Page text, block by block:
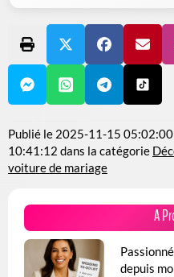
Publié le 2025-11-15 05:02:00
10:41:12 dans la catégorie
voiture de mariage
A
depuis